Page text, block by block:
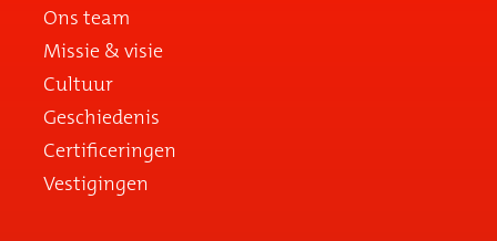
Ons team
Missie & visie
Cultuur
Geschiedenis
Certificeringen
Vestigingen